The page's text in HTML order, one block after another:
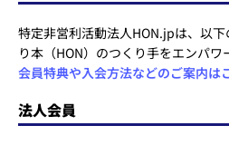
特定非営利活動法人HON.jpは、以
り本（HON）のつくり手をエンパワ
会員特典や入会方法などのご案内は
法人会員